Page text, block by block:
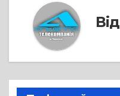
Від